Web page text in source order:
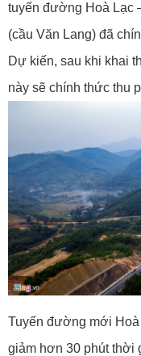
tuyến đường Hoà Lạc
(cầu Văn Lang) đã
Dự kiến, sau khi khai
này sẽ chính thức thu
Tuyến đường mới
giảm hơn 30 phút thời